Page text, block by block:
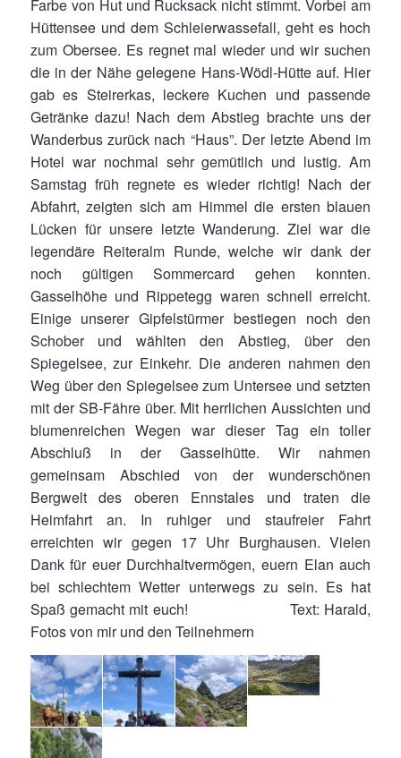
Farbe von Hut und Rucksack nicht stimmt. Vorbei am
Hüttensee und dem Schleierwassefall, geht es hoch
zum Obersee. Es regnet mal wieder und wir suchen
die in der Nähe gelegene Hans-Wödl-Hütte auf. Hier
gab es Steirerkas, leckere Kuchen und passende
Getränke dazu! Nach dem Abstieg brachte uns der
Wanderbus zurück nach “Haus”. Der letzte Abend im
Hotel war nochmal sehr gemütlich und lustig. Am
Samstag früh regnete es wieder richtig! Nach der
Abfahrt, zeigten sich am Himmel die ersten blauen
Lücken für unsere letzte Wanderung. Ziel war die
legendäre Reiteralm Runde, welche wir dank der
noch gültigen Sommercard gehen konnten.
Gasselhöhe und Rippetegg waren schnell erreicht.
Einige unserer Gipfelstürmer bestiegen noch den
Schober und wählten den Abstieg, über den
Spiegelsee, zur Einkehr. Die anderen nahmen den
Weg über den Spiegelsee zum Untersee und setzten
mit der SB-Fähre über. Mit herrlichen Aussichten und
blumenreichen Wegen war dieser Tag ein toller
Abschluß in der Gasselhütte. Wir nahmen
gemeinsam Abschied von der wunderschönen
Bergwelt des oberen Ennstales und traten die
Heimfahrt an. In ruhiger und staufreier Fahrt
erreichten wir gegen 17 Uhr Burghausen. Vielen
Dank für euer Durchhaltvermögen, euern Elan auch
bei schlechtem Wetter unterwegs zu sein. Es hat
Spaß gemacht mit euch! Text: Harald,
Fotos von mir und den Teilnehmern